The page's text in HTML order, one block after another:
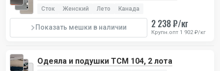
Сток Женский Лето Канада
Показать мешки в наличии 2 238 ₽/кг
Крупн.опт 1 902 ₽/кг
Одеяла и подушки TCM 104, 2 лота